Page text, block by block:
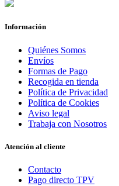
Información
Quiénes Somos
Envíos
Formas de Pago
Recogida en tienda
Política de Privacidad
Política de Cookies
Aviso legal
Trabaja con Nosotros
Atención al cliente
Contacto
Pago directo TPV